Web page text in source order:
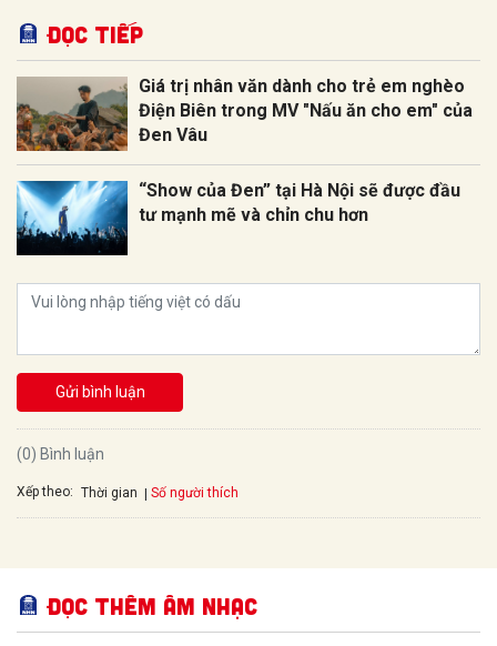
Đọc tiếp
Giá trị nhân văn dành cho trẻ em nghèo
Điện Biên trong MV "Nấu ăn cho em" của
Đen Vâu
“Show của Đen” tại Hà Nội sẽ được đầu
tư mạnh mẽ và chỉn chu hơn
Gửi bình luận
(0) Bình luận
Xếp theo: Thời gian Số người thích
Đọc thêm Âm nhạc